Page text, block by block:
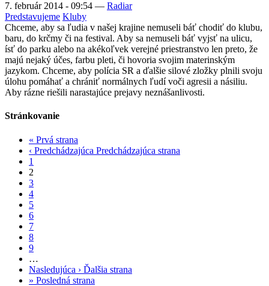
7. február 2014 - 09:54 — Radiar
Predstavujeme Kluby
Chceme, aby sa ľudia v našej krajine nemuseli báť chodiť do klubu,
baru, do krčmy či na festival. Aby sa nemuseli báť vyjsť na ulicu,
ísť do parku alebo na akékoľvek verejné priestranstvo len preto, že
majú nejaký účes, farbu pleti, či hovoria svojim materinským
jazykom. Chceme, aby polícia SR a ďalšie silové zložky plnili svoju
úlohu pomáhať a chrániť normálnych ľudí voči agresii a násiliu.
Aby rázne riešili narastajúce prejavy neznášanlivosti.
Stránkovanie
« Prvá strana
‹ Predchádzajúca Predchádzajúca strana
1
2
3
4
5
6
7
8
9
…
Nasledujúca › Ďalšia strana
» Posledná strana